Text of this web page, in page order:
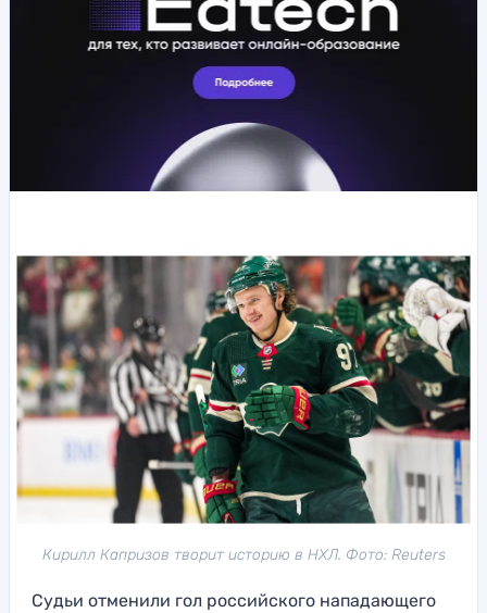
Кирилл Капризов творит историю в НХЛ. Фото: Reuters
Судьи отменили гол российского нападающего